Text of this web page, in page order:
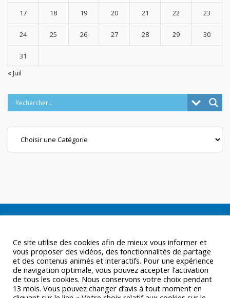
17 18 19 20 21 22 23
24 25 26 27 28 29 30
31
« Juil
Ce site utilise des cookies afin de mieux vous informer et
vous proposer des vidéos, des fonctionnalités de partage
et des contenus animés et interactifs. Pour une expérience
de navigation optimale, vous pouvez accepter l’activation
de tous les cookies. Nous conservons votre choix pendant
13 mois. Vous pouvez changer d’avis à tout moment en